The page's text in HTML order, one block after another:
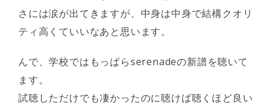
さには涙が出てきますが、中身は中身で結構クオリ
ティ高くていいなあと思います。
んで、学校ではもっぱらserenadeの新譜を聴いて
ます。
試聴しただけでも凄かったのに聴けば聴くほど良い